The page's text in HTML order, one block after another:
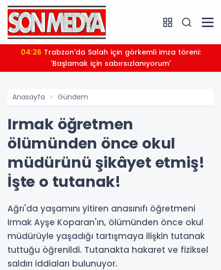
04:26
'Başlamak için sabırsızlanıyorum'
Anasayfa Gündem
Irmak öğretmen
ölümünden önce okul
müdürünü şikâyet etmiş!
İşte o tutanak!
Ağrı'da yaşamını yitiren anasınıfı öğretmeni
Irmak Ayşe Koparan'ın, ölümünden önce okul
müdürüyle yaşadığı tartışmaya ilişkin tutanak
tuttuğu öğrenildi. Tutanakta hakaret ve fiziksel
saldırı iddiaları bulunuyor.